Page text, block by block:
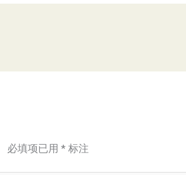
必填项已用* 标注